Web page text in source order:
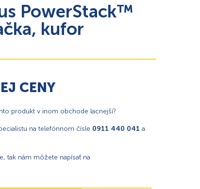
PowerStack™
kufor
CENY
produkt v inom obchode lacnejší?
na telefónnom čísle 0911 440 041 a
tak nám môžete napísať na